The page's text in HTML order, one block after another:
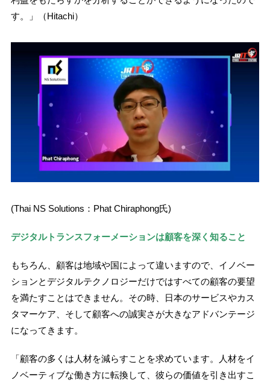
す。」（Hitachi）
(Thai NS Solutions：Phat Chiraphong氏)
デジタルトランスフォーメーションは顧客を深く知ること
もちろん、顧客は地域や国によって違いますので、イノベー
ションとデジタルテクノロジーだけではすべての顧客の要望
を満たすことはできません。その時、日本のサービスやカス
タマーケア、そして顧客への誠実さが大きなアドバンテージ
になってきます。
「顧客の多くは人材を減らすことを求めています。人材をイ
ノベーティブな働き方に転換して、彼らの価値を引き出すこ